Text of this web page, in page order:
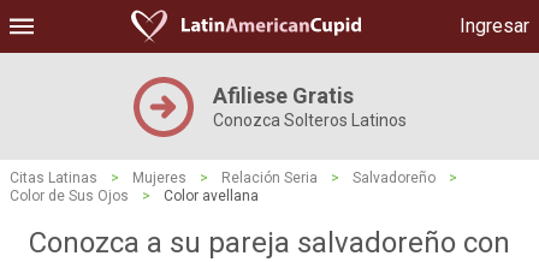
Ingresar
Afiliese Gratis
Conozca Solteros Latinos
Citas Latinas > Mujeres > Relación Seria > Salvadoreño
>
Color de Sus Ojos
> Color avellana
Conozca a su pareja salvadoreño con